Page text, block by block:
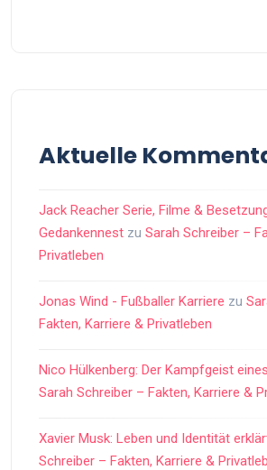
Aktuelle
Jack Reacher Serie, Filme &
Gedankennest zu Sarah Schreiber –
Privatleben
Jonas Wind - Fußballer Karriere zu
Fakten, Karriere & Privatleben
Nico Hülkenberg: Der Kampfgeist
Sarah Schreiber – Fakten, Karriere &
Xavier Musk: Leben und Identität
Schreiber – Fakten, Karriere &